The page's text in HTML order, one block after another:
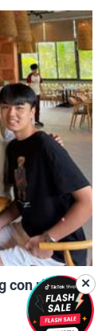
con riêng
✕